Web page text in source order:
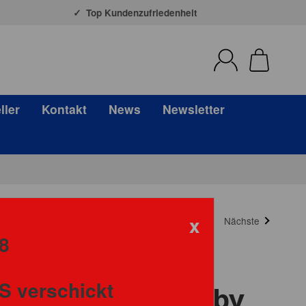
Top Kundenzufriedenheit
Kontakt News
Newsletter
Nächste
x
verschickt